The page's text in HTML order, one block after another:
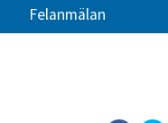
Felanmälan